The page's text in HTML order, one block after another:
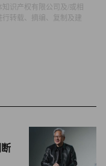
将人工智能作为“员
业高管的调查中，约
人工智能辅助人类做
识产权有限公司及/或相
转载、摘编、复制及建